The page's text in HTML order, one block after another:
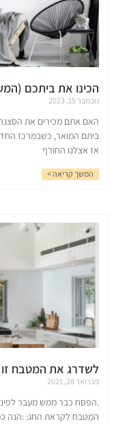
הכינו את ביתכם
נובמבר 15, 2023
האם אתם מכירים את
ביתם המואר, כשבמרכז
אז אצלנו החורף
המשך קריאה >
לשדרג את המטבח
פברואר 28, 2021
.הפסח כבר ממש מעבר
המטבח לקראת החג: :הנה